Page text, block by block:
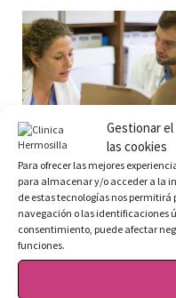
Gestionar
las cookies
Para ofrecer las mejores
para almacenar y/o acceder a la
de estas tecnologías nos
navegación o las identificaciones
consentimiento, puede afectar
funciones.